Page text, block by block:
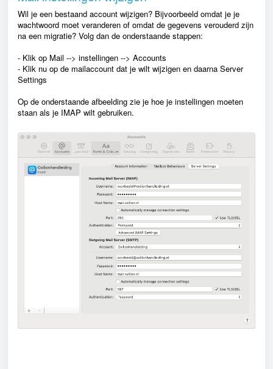
Wil je een bestaand account wijzigen? Bijvoorbeeld omdat je je
wachtwoord moet veranderen of omdat de gegevens verouderd zijn
na een migratie? Volg dan de onderstaande stappen:
- Klik op Mail --> instellingen --> Accounts
- Klik nu op de mailaccount dat je wilt wijzigen en daarna Server
Settings
Op de onderstaande afbeelding zie je hoe je instellingen moeten
staan als je IMAP wilt gebruiken.